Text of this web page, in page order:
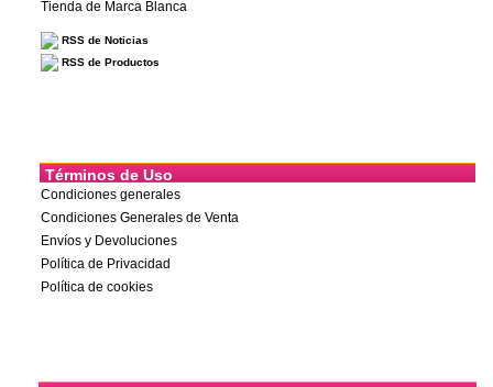
Tienda de Marca Blanca
RSS de Noticias
RSS de Productos
Términos de Uso
Condiciones generales
Condiciones Generales de Venta
Envíos y Devoluciones
Política de Privacidad
Política de cookies